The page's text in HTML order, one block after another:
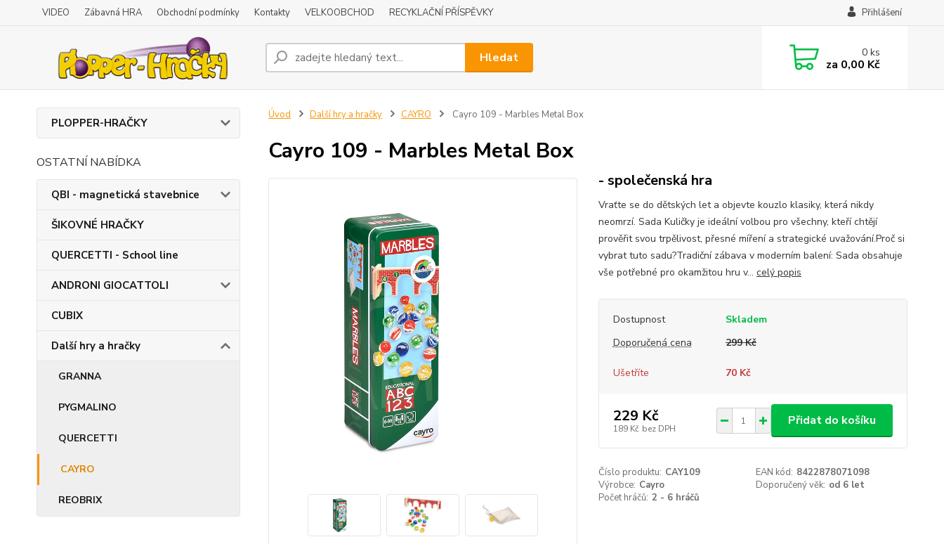
VIDEO Zábavná HRA Obchodní podmínky Kontakty VELKOOBCHOD RECYKLAČNÍ PŘÍSPĚVKY Přihlášení
Hledat 0ks
za 0,00 Kč
PLOPPER-HRAČKY
OSTATNÍ NABÍDKA
QBI - magnetická stavebnice
ŠIKOVNÉ HRAČKY
QUERCETTI - School line
ANDRONI GIOCATTOLI
CUBIX
Další hry a hračky
GRANNA
PYGMALINO
QUERCETTI
CAYRO
REOBRIX
Úvod Další hry a hračky CAYRO Cayro 109 - Marbles Metal Box
Cayro 109 - Marbles Metal Box
- společenská hra
Vraťte se do dětských let a objevte kouzlo klasiky, která nikdy
neomrzí. Sada Kuličky je ideální volbou pro všechny, kteří chtějí
prověřit svou trpělivost, přesné míření a strategické uvažování.Proč si
vybrat tuto sadu?Tradiční zábava v moderním balení: Sada obsahuje
vše potřebné pro okamžitou hru v... celý popis
Dostupnost
Skladem
Doporučená cena
299 Kč
Ušetříte 70 Kč
229 Kč
189 Kč bez DPH
Přidat do košíku
Číslo produktu: CAY109 EAN kód: 8422878071098
Výrobce: Cayro Doporučený věk: od 6 let
Počet hráčů: 2 - 6 hráčů